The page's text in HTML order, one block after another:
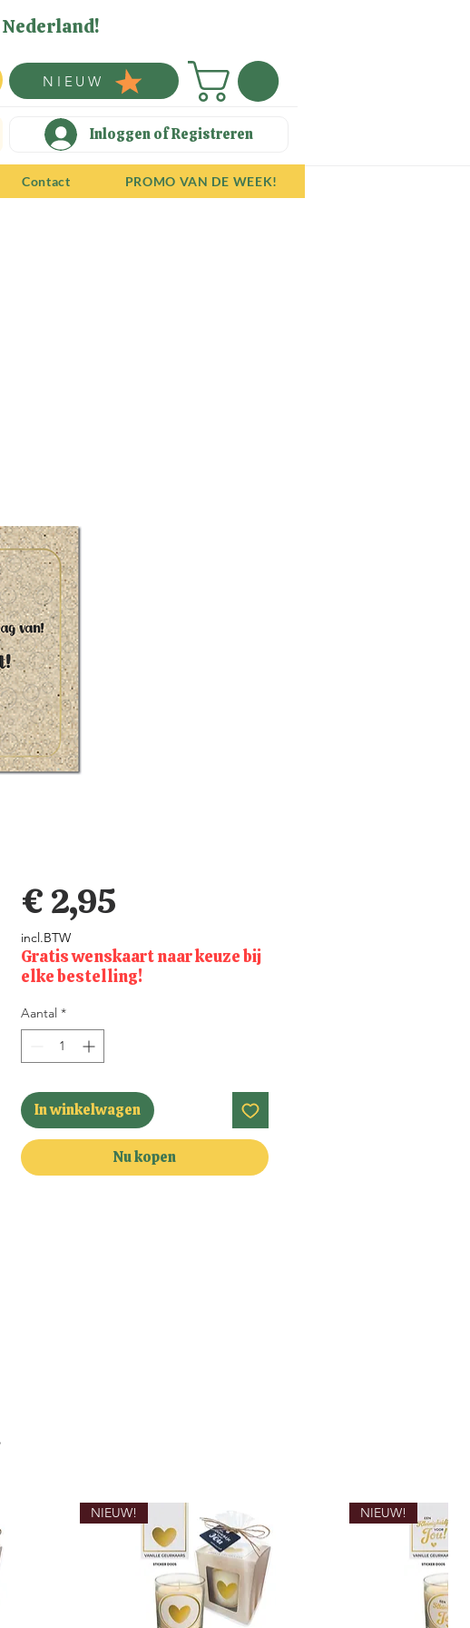
NIEUW
Inloggen of Registreren
Contact PROMO VAN DE WEEK!
€ 2,95Prijs
incl.BTW
Gratis wenskaart naar keuze bij
elke bestelling!
Aantal *
In winkelwagen
Nu kopen
NIEUW! NIEUW!